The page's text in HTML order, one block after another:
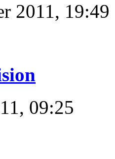
2011, 19:49
09:25